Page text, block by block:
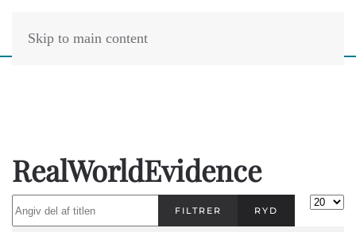
Skip to main content
RealWorldEvidence
FILTRER RYD
Vis #